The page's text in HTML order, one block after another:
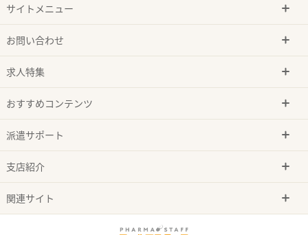
サイトメニュー
お問い合わせ
求人特集
おすすめコンテンツ
派遣サポート
支店紹介
関連サイト